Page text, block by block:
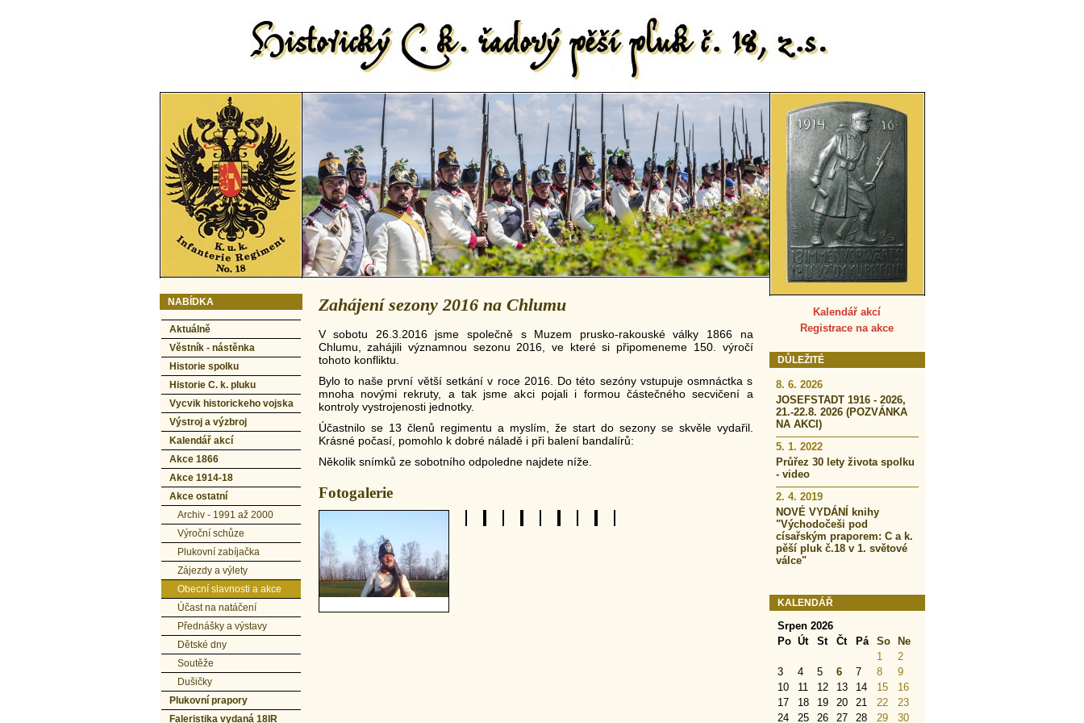
NABÍDKA
Aktuálně
Věstník - nástěnka
Historie spolku
Historie C. k. pluku
Vycvik historickeho vojska
Výstroj a výzbroj
Kalendář akcí
Akce 1866
Akce 1914-18
Akce ostatní
Archiv - 1991 až 2000
Výroční schůze
Plukovní zabíjačka
Zájezdy a výlety
Obecní slavnosti a akce
Účast na natáčení
Přednášky a výstavy
Dětské dny
Soutěže
Dušičky
Plukovní prapory
Faleristika vydaná 18IR
Kalendář akcí
Registrace na akce
DŮLEŽITÉ
8. 6. 2026
JOSEFSTADT 1916 - 2026,
21.-22.8. 2026 (POZVÁNKA
NA AKCI)
5. 1. 2022
Průřez 30 lety života spolku
- video
2. 4. 2019
NOVÉ VYDÁNÍ knihy
"Východočeši pod
císařským praporem: C a k.
pěší pluk č.18 v 1. světové
válce"
KALENDÁŘ
Srpen 2026
Po Út St Čt Pá So
Ne
1
2
3
4 5 6 7 8
9
10
11 12 13 14 15
16
17
18 19 20 21 22
23
24
25 26 27 28 29 30
Zahájení sezony 2016 na Chlumu
V sobotu 26.3.2016 jsme společně s Muzem prusko-rakouské války 1866 na
Chlumu, zahájili významnou sezonu 2016, ve které si připomeneme 150. výročí
tohoto konfliktu.
Bylo to naše první větší setkání v roce 2016. Do této sezóny vstupuje osmnáctka s
mnoha novými rekruty, a tak jsme akci pojali i formou částečného secvičení a
kontroly vystrojenosti jednotky.
Účastnilo se 13 členů regimentu a myslím, že start do sezony se skvěle vydařil.
Krásné počasí, pomohlo k dobré náladě i při balení bandalírů:
Několik snímků ze sobotního odpoledne najdete níže.
Fotogalerie